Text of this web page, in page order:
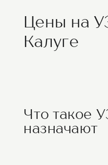
Цены на
Калуге
Что такое
назначают